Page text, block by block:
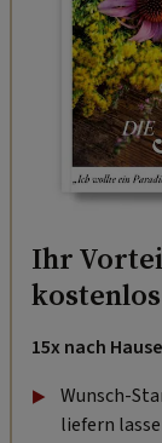
Ihr
kostenlos
15x nach
Wunsch-
liefern